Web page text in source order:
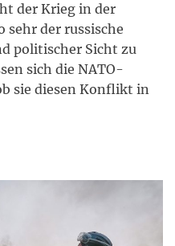
der Krieg in der
sehr der russische
politischer Sicht zu
sich die NATO-
sie diesen Konflikt in